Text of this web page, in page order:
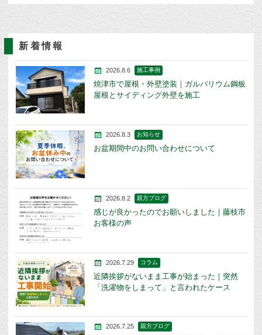
新着情報
2026.8.6 施工事例
焼津市で屋根・外壁塗装｜ガルバリウム鋼板
屋根とサイディング外壁を施工
2026.8.3 お知らせ
お盆期間中のお問い合わせについて
2026.8.2 親方ブログ
感じが良かったのでお願いしました｜藤枝市
お客様の声
2026.7.29 コラム
近隣挨拶がないまま工事が始まった｜突然
「洗濯物をしまって」と言われたケース
2026.7.25 親方ブログ